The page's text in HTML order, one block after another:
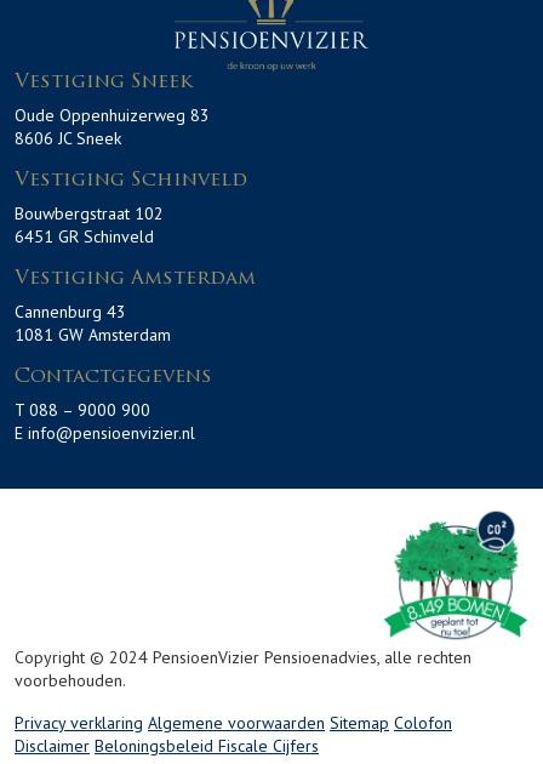
Vestiging Sneek
Oude Oppenhuizerweg 83
8606 JC Sneek
Vestiging Schinveld
Bouwbergstraat 102
6451 GR Schinveld
Vestiging Amsterdam
Cannenburg 43
1081 GW Amsterdam
Contactgegevens
T 088 – 9000 900
E info@pensioenvizier.nl
Copyright © 2024 PensioenVizier Pensioenadvies, alle rechten
voorbehouden.
Privacy verklaring Algemene voorwaarden Sitemap Colofon
Disclaimer Beloningsbeleid Fiscale Cijfers